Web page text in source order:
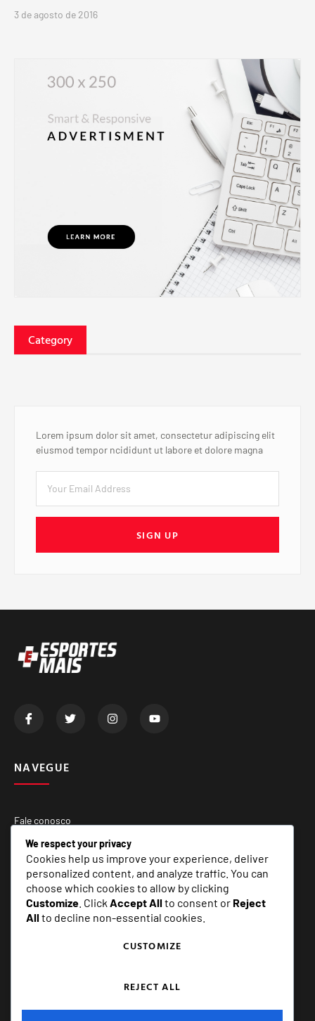
3 de agosto de 2016
Category
Lorem ipsum dolor sit amet, consectetur adipiscing elit
eiusmod tempor ncididunt ut labore et dolore magna
SIGN UP
NAVEGUE
Fale conosco
Quem Somos
Matérias Especiais
SERVIÇOS
We respect your privacy
Cookies help us improve your experience, deliver
personalized content, and analyze traffic. You can
choose which cookies to allow by clicking
Customize . Click Accept Allto consent or Reject
Allto decline non-essential cookies.
CUSTOMIZE
REJECT ALL